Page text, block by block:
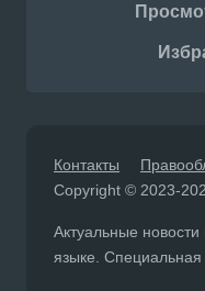
Контакты
Copyright © 2023-
Актуальные
языке.